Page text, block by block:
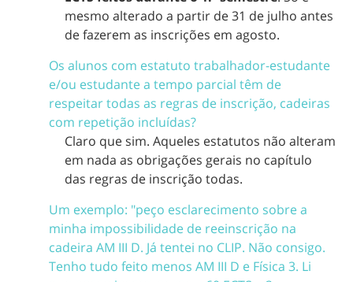
mesmo alterado a partir de 31 de julho antes
de fazerem as inscrições em agosto.
Os alunos com estatuto trabalhador-estudante
e/ou estudante a tempo parcial têm de
respeitar todas as regras de inscrição, cadeiras
com repetição incluídas?
Claro que sim. Aqueles estatutos não alteram
em nada as obrigações gerais no capítulo
das regras de inscrição todas.
Um exemplo: "peço esclarecimento sobre a
minha impossibilidade de reeinscrição na
cadeira AM III D. Já tentei no CLIP. Não consigo.
Tenho tudo feito menos AM III D e Física 3. Li